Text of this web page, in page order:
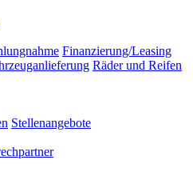
Finanzierung/Leasing
Räder und Reifen
Stellenangebote